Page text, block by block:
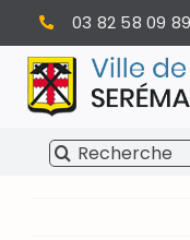
Passer
au
contenu
03 82 58 09 89
SÉRÉMANGE-
Rechercher: